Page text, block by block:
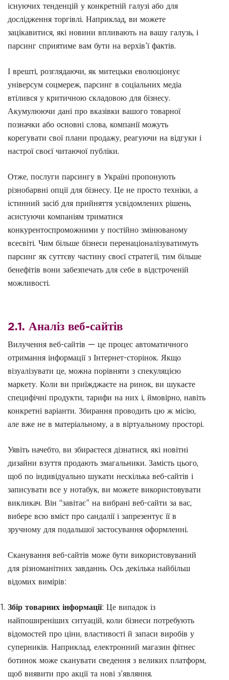
існуючих тенденцій у конкретній галузі або для
дослідження торгівлі. Наприклад, ви можете
зацікавитися, які новини впливають на вашу галузь, і
парсинг сприятиме вам бути на верхів’ї фактів.
І врешті, розглядаючи, як митецьки еволюціонує
універсум соцмереж, парсинг в соціальних медіа
втілився у критичною складовою для бізнесу.
Акумулюючи дані про вказівки вашого товарної
позначки або основні слова, компанії можуть
корегувати свої плани продажу, реагуючи на відгуки і
настрої своєї читаючої публіки.
Отже, послуги парсингу в Україні пропонують
різнобарвні опції для бізнесу. Це не просто техніки, а
істинний засіб для прийняття усвідомлених рішень,
асистуючи компаніям триматися
конкурентоспроможними у постійно змінюваному
всесвіті. Чим більше бізнеси перенаціоналізуватимуть
парсинг як суттєву частину своєї стратегії, тим більше
бенефітів вони забезпечать для себе в відстроченій
можливості.
2.1. Аналіз веб-сайтів
Вилучення веб-сайтів — це процес автоматичного
отримання інформації з Інтернет-сторінок. Якщо
візуалізувати це, можна порівняти з спекуляцією
маркету. Коли ви приїжджаєте на ринок, ви шукаєте
специфічні продукти, тарифи на них і, ймовірно, навіть
конкретні варіанти. Збирання проводить цю ж місію,
але вже не в матеріальному, а в віртуальному просторі.
Уявіть начебто, ви збираєтеся дізнатися, які новітні
дизайни взуття продають змагальники. Замість цього,
щоб по індивідуально шукати нескілька веб-сайтів і
записувати все у нотабук, ви можете використовувати
викликач. Він “завітає” на вибрані веб-сайти за вас,
вибере всю вміст про сандалії і запрезентує її в
зручному для подальшої застосування оформленні.
Сканування веб-сайтів може бути використовуваний
для різноманітних завданнь. Ось декілька найбільш
відомих вимірів:
Збір товарних інформації: Це випадок із
найпоширеніших ситуацій, коли бізнеси потребують
відомостей про ціни, властивості й запаси виробів у
суперників. Наприклад, електронний магазин фітнес
ботинок може сканувати сведення з великих платформ,
щоб виявити про акції та нові з’являння.